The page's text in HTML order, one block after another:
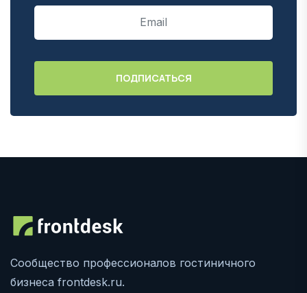
Сообщество профессионалов гостиничного
бизнеса frontdesk.ru.